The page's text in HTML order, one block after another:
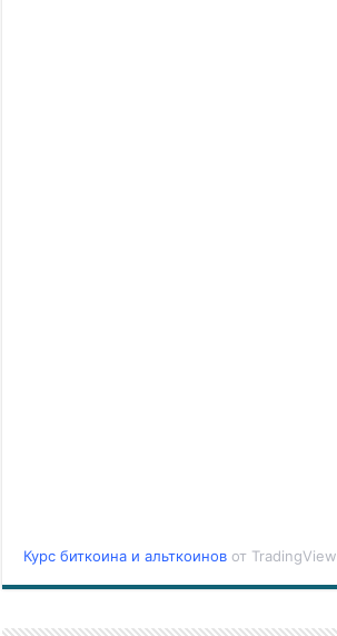
Курс биткоина и альткоинов от TradingView